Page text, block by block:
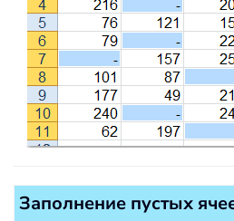
Заполнение пустых